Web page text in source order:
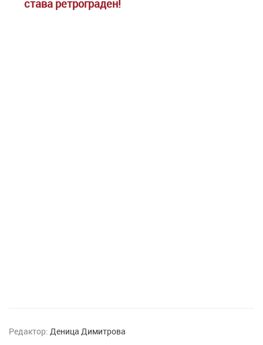
става ретрограден!
Редактор: Деница Димитрова